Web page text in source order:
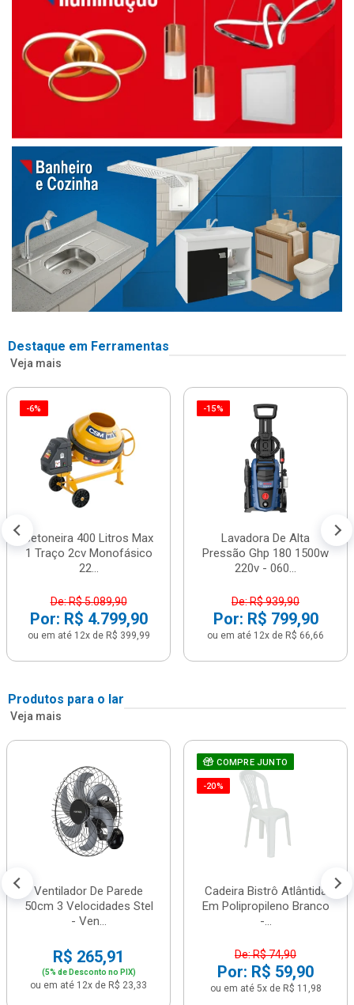
Destaque em Ferramentas
Veja mais
-6%
Betoneira 400 Litros Max
1 Traço 2cv Monofásico
22...
De: R$ 5.089,90
Por: R$ 4.799,90
ou em até 12x de R$ 399,99
-15%
Lavadora De Alta
Pressão Ghp 180 1500w
220v - 060...
De: R$ 939,90
Por: R$ 799,90
ou em até 12x de R$ 66,66
Produtos para o lar
Veja mais
Ventilador De Parede
50cm 3 Velocidades Stel
- Ven...
R$ 265,91
(5% de Desconto no PIX)
ou em até 12x de R$ 23,33
COMPRE JUNTO
-20%
Cadeira Bistrô Atlântida
Em Polipropileno Branco
-...
De: R$ 74,90
Por: R$ 59,90
ou em até 5x de R$ 11,98